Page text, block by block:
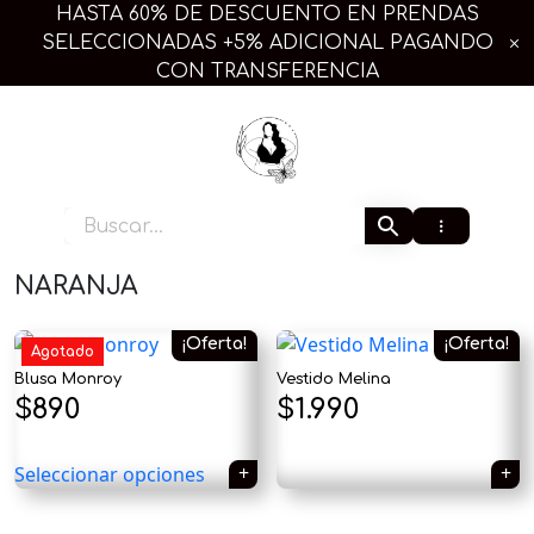
HASTA 60% DE DESCUENTO EN PRENDAS
SELECCIONADAS +5% ADICIONAL PAGANDO
CON TRANSFERENCIA
Extra Linda Plus
NARANJA
¡Oferta!
Agotado
Blusa Monroy
El
original
$890El
actual
Seleccionar opciones
¡Oferta!
Vestido Melina
El
original
$1.990El
actual